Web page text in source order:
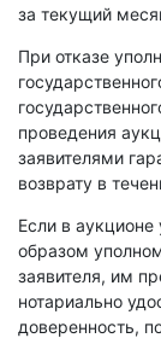
за текущий
При отказе
проведения
заявителями
возврату в
Если в
образом
заявителя, им
нотариально
доверенность,